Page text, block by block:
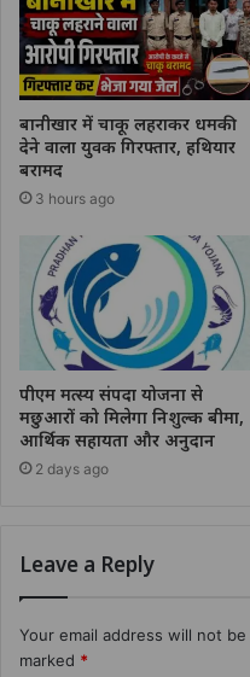
बानीखार में चाकू लहराकर धमकी
देने वाला युवक गिरफ्तार, हथियार
बरामद
3 hours ago
पीएम मत्स्य संपदा योजना से
मछुआरों को मिलेगा निशुल्क बीमा,
आर्थिक सहायता और अनुदान
2 days ago
Leave a Reply
Your email address will not
marked *